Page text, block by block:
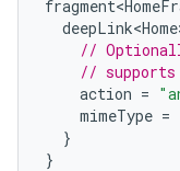
//
// supports
action =
mimeType =
}
}